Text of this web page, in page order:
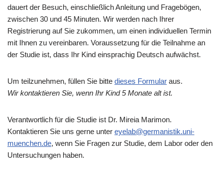
dauert der Besuch, einschließlich Anleitung und Fragebögen,
zwischen 30 und 45 Minuten. Wir werden nach Ihrer
Registrierung auf Sie zukommen, um einen individuellen Termin
mit Ihnen zu vereinbaren. Voraussetzung für die Teilnahme an
der Studie ist, dass Ihr Kind einsprachig Deutsch aufwächst.
Um teilzunehmen, füllen Sie bitte dieses Formular aus.
Wir kontaktieren Sie, wenn Ihr Kind 5 Monate alt ist.
Verantwortlich für die Studie ist Dr. Mireia Marimon.
Kontaktieren Sie uns gerne unter eyelab@germanistik.uni-
muenchen.de, wenn Sie Fragen zur Studie, dem Labor oder den
Untersuchungen haben.